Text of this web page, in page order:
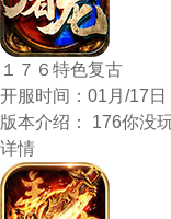
１７６特色复古
开服时间： 01月/17日
版本介绍：
176你没
详情